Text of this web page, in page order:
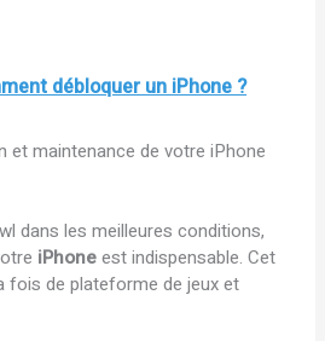
débloquer un iPhone ?
et maintenance de votre iPhone
dans les meilleures conditions,
iPhoneest indispensable. Cet
fois de plateforme de jeux et